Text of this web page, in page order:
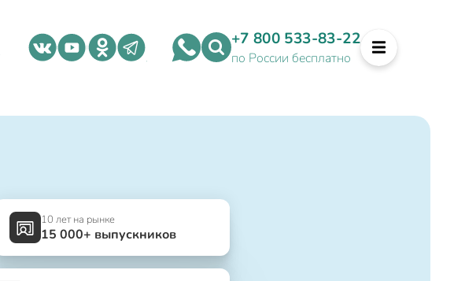
+7 800 533-83-22
по России бесплатно
10 лет на рынке
15 000+ выпускников